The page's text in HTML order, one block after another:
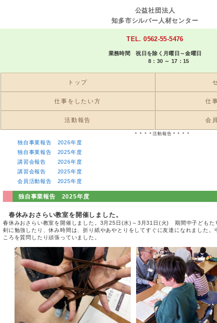
公益社団法人
知多市シルバー人材センター
TEL. 0562-55-5476
業務時間 祝日を除く月曜日～金曜日
8：30 ～ 17：15
トップ
仕事をしたい方 仕
活動報告 会
＊＊＊＊活動報告＊＊＊＊
独自事業報告 2026年度
独自事業報告 2025年度
講習会報告 2026年度
講習会報告 2025年度
会員活動報告 2025年度
独自事業報告 2025年度
春休みおさらい教室を開催しました。
春休みおさらい教室を開催しました。3月25日(水)～3月31日(火) 期間中子どもた
剣に勉強したり、休み時間は、折り紙やあやとりをしてすぐに友達になれました
ころを質問したり頑張っていました。